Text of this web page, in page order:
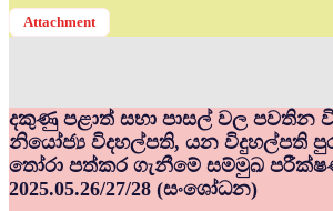
Attachment
දකුණු පළාත් සභා පාසල් වල පවතින
නියෝජ්‍ය විදහල්පති, යන විදුහල්පති
තෝරා පත්කර ගැනීමේ සම්මුඛ
2025.05.26/27/28 (සංශෝධන)